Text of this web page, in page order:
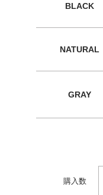
BLACK
NATURAL
GRAY
購入数